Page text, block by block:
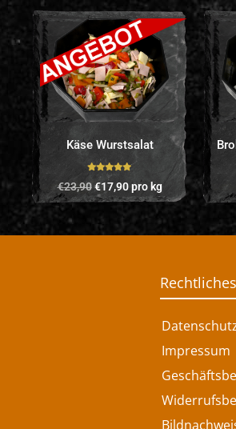
Käse Wurstsalat
Bewertet mit
5.00 von 5
€23,90 €17,90pro kg
Rechtliches
Impressum